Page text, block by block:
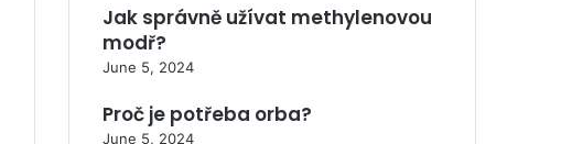
Jak správně užívat methylenovou
modř?
June 5, 2024
Proč je potřeba orba?
June 5, 2024